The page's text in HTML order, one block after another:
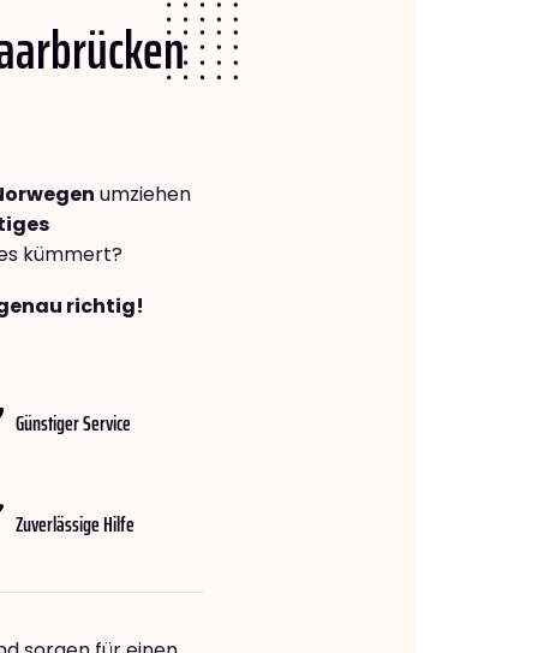
umziehen
kümmert?
richtig!
Günstiger Service
Zuverlässige Hilfe